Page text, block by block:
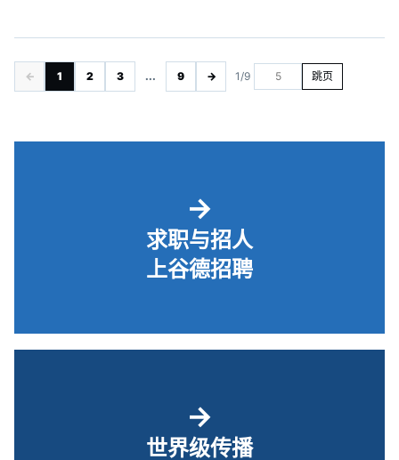
← 1 2 3 ... 9 → 1/9 跳页
→
求职与招人
上谷德招聘
→
世界级传播